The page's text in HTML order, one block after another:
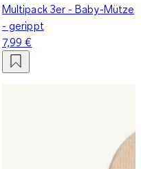
Multipack 3er - Baby-Mütze
- gerippt
7,99 €